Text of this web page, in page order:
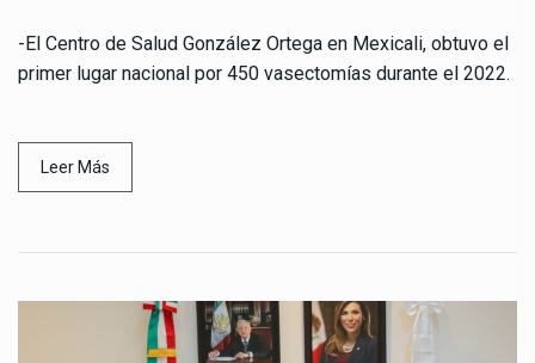
-El Centro de Salud González Ortega en Mexicali, obtuvo el
primer lugar nacional por 450 vasectomías durante el 2022.
Leer Más